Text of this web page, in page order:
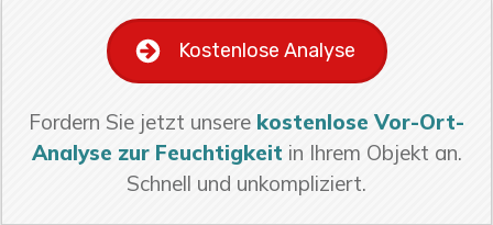
Kostenlose Analyse
Fordern Sie jetzt unsere kostenlose Vor-Ort-
Analyse zur Feuchtigkeit in Ihrem Objekt an.
Schnell und unkompliziert.